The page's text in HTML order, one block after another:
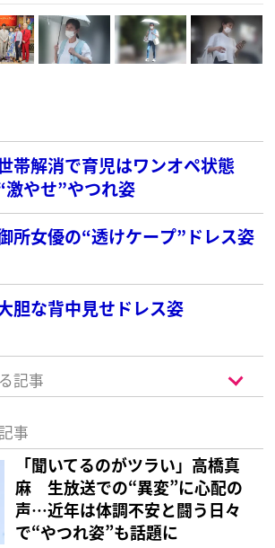
解消で育児はワンオペ状態
やせ”やつれ姿
所女優の“透けケープ”ドレス姿
胆な背中見せドレス姿
記事
事
「聞いてるのがツラい」高橋真
麻 生放送での“異変”に心配の
声…近年は体調不安と闘う日々
で“やつれ姿”も話題に